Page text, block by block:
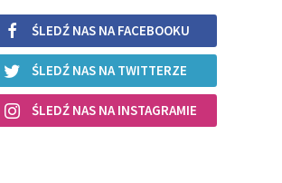
ŚLEDŹ NAS NA FACEBOOKU
ŚLEDŹ NAS NA TWITTERZE
ŚLEDŹ NAS NA INSTAGRAMIE